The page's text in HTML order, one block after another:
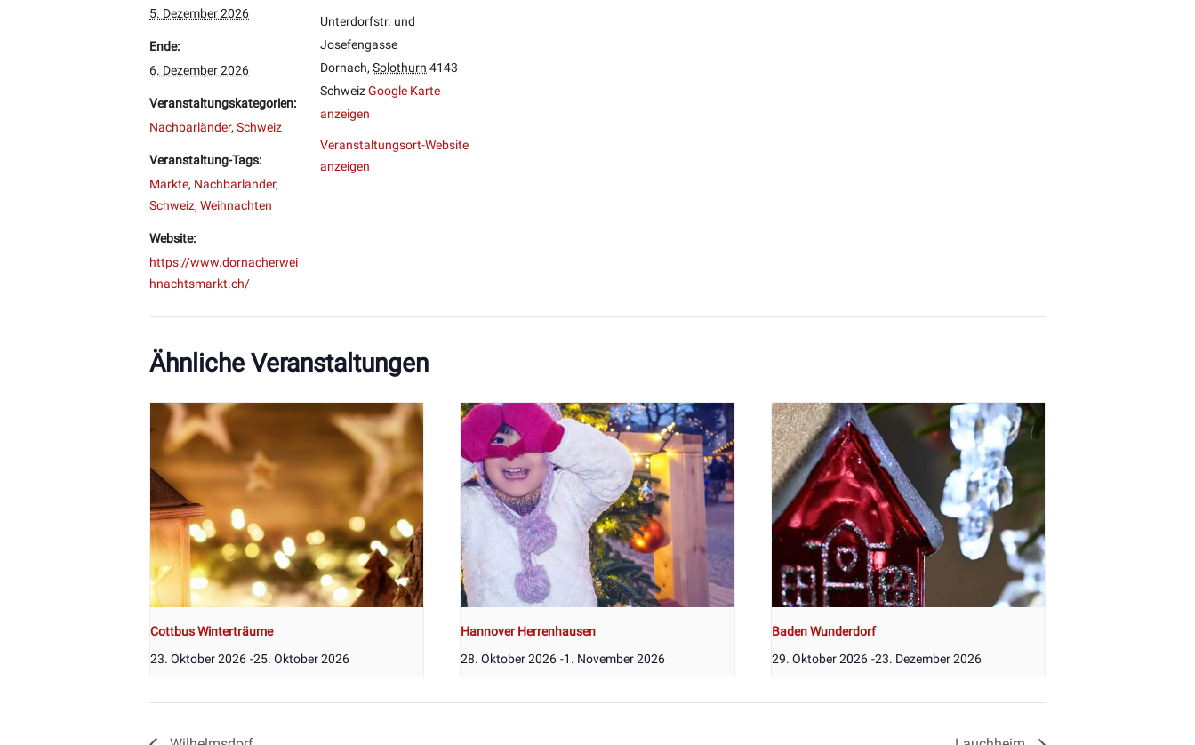
5. Dezember 2026
Ende:
6. Dezember 2026
Veranstaltungskategorien:
Nachbarländer, Schweiz
Veranstaltung-Tags:
Märkte, Nachbarländer,
Schweiz, Weihnachten
Website:
https://www.dornacherwei
hnachtsmarkt.ch/
Unterdorfstr. und
Josefengasse
Dornach, Solothurn 4143
SchweizGoogle Karte
anzeigen
Veranstaltungsort-Website
anzeigen
Ähnliche Veranstaltungen
Cottbus Winterträume
23. Oktober 2026 -25. Oktober 2026
Hannover Herrenhausen
28. Oktober 2026 -1. November 2026
Baden Wunderdorf
29. Oktober 2026 -23. Dezember 2026